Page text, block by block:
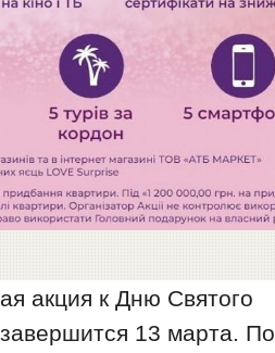
акция к Дню Святого
13 марта. По